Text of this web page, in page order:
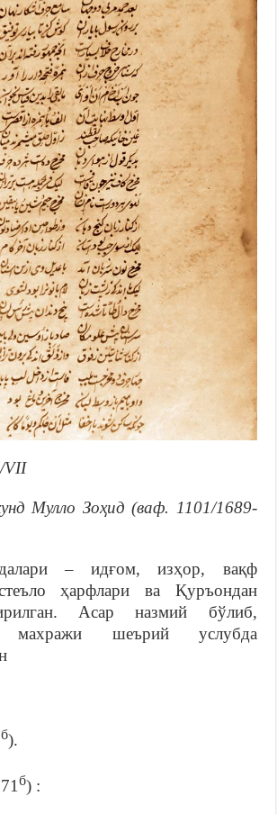
VII
Мулло Зоҳид (ваф. 1101/1689-
– идғом, изҳор, вақф
ҳарфлари ва Қуръондан
Асар назмий бўлиб,
махражи шеърий услубда
б).
б) :